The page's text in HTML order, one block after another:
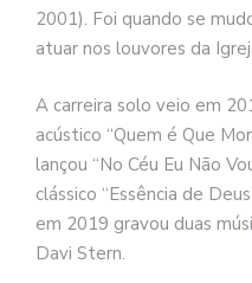
2001). Foi quando se
atuar nos louvores da
A carreira solo veio em
acústico “Quem é Que
lançou “No Céu Eu Não
clássico “Essência de
em 2019 gravou duas
Davi Stern.